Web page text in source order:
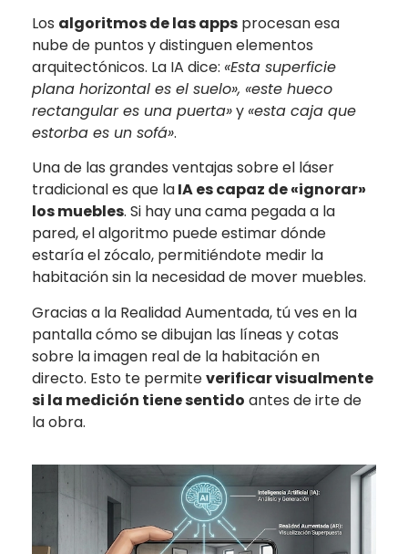
Los algoritmos de las apps procesan esa
nube de puntos y distinguen elementos
arquitectónicos. La IA dice: «Esta superficie
plana horizontal es el suelo», «este hueco
rectangular es una puerta»y «esta caja que
estorba es un sofá».
Una de las grandes ventajas sobre el láser
tradicional es que laIA es capaz de «ignorar»
los muebles. Si hay una cama pegada a la
pared, el algoritmo puede estimar dónde
estaría el zócalo, permitiéndote medir la
habitación sin la necesidad de mover muebles.
Gracias a la Realidad Aumentada, tú ves en la
pantalla cómo se dibujan las líneas y cotas
sobre la imagen real de la habitación en
directo. Esto te permiteverificar visualmente
si la medición tiene sentido antes de irte de
la obra.